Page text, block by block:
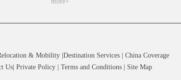
& Mobility Destination Services
China Coverage
Us Private Policy Terms and Conditions Site Map